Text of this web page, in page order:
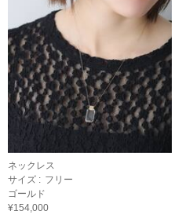
ネックレス
サイズ : フリー
ゴールド
¥154,000